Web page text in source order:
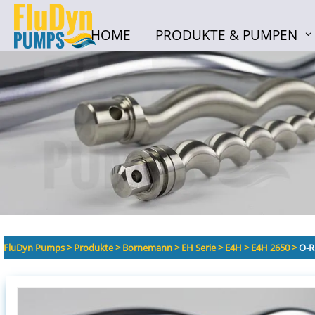
HOME PRODUKTE & PUMPEN
HOME PRODUKTE & PUMPEN
FluDyn Pumps>Produkte>Bornemann>EH Serie>E4H >E4H 2650>O-